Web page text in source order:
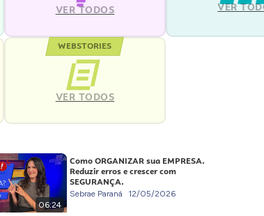
VER TODOS VER
WEBSTORIES
VER TODOS
06:24
Como ORGANIZAR sua EMPRESA.
Reduzir erros e crescer com
SEGURANÇA.
Sebrae Paraná 12/05/2026